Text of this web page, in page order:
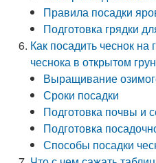
Правила посадки
Подготовка грядки
Как посадить чеснок
чеснока в открытом
Выращивание
Сроки посадки
Подготовка почвы и
Подготовка
Способы посадки